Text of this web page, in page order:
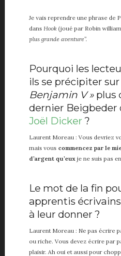
Je vais reprendre une phrase de
dans Hook (joué par Robin
plus grande aventure”.
Pourquoi les
ils se précipiter sur
Benjamin V » plus
dernier Beigbeder
Joël Dicker ?
Laurent Moreau : Vous devriez
mais vous commencez par le
d’argent qu’eux je ne suis pas
Le mot de la fin
apprentis
à leur donner ?
Laurent Moreau : Ne pas écrire
ou riche. Vous devez écrire par
plaisir. Ah oui et aussi pour